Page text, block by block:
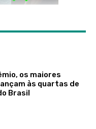
os maiores
às quartas de
Brasil